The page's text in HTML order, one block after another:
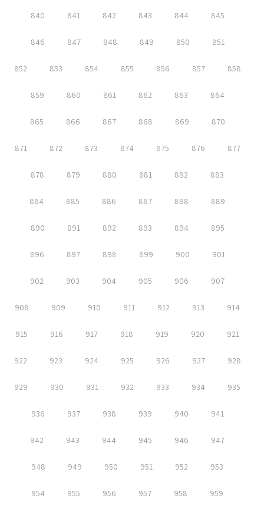
840 841 842 843 844 845
846 847 848 849 850 851
852 853 854 855 856 857 858
859 860 861 862 863 864
865 866 867 868 869 870
871 872 873 874 875 876 877
878 879 880 881 882 883
884 885 886 887 888 889
890 891 892 893 894 895
896 897 898 899 900 901
902 903 904 905 906 907
908 909 910 911 912 913 914
915 916 917 918 919 920 921
922 923 924 925 926 927 928
929 930 931 932 933 934 935
936 937 938 939 940 941
942 943 944 945 946 947
948 949 950 951 952 953
954 955 956 957 958 959